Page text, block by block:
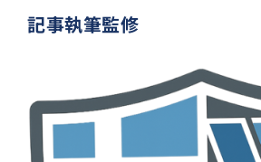
記事執筆監修